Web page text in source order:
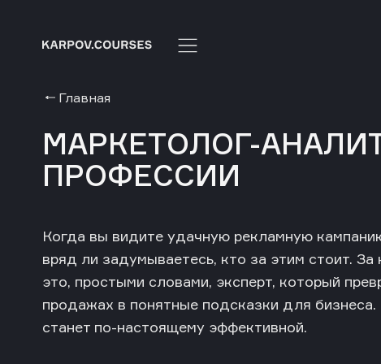
Главная
МАРКЕТОЛОГ-
ПРОФЕССИИ
Когда вы видите удачную рекламную
вряд ли задумываетесь, кто за этим стоит.
это, простыми словами, эксперт, который
продажах в понятные подсказки для бизнеса.
станет по-настоящему эффективной.